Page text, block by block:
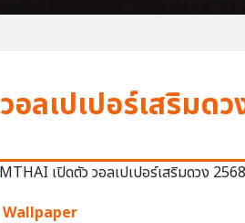
วอลเปเปอร์เสริมดว
Wallpaper